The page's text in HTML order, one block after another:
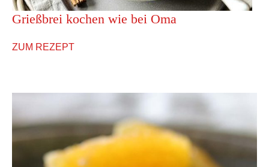
Grießbrei kochen wie bei Oma
ZUM REZEPT